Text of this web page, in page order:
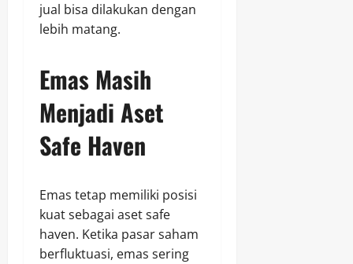
jual bisa dilakukan dengan
lebih matang.
Emas Masih
Menjadi Aset
Safe Haven
Emas tetap memiliki posisi
kuat sebagai aset safe
haven. Ketika pasar saham
berfluktuasi, emas sering